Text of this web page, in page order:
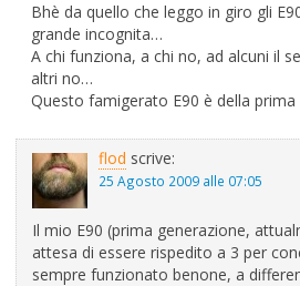
Bhè da quello che leggo in giro gli
grande incognita…
A chi funziona, a chi no, ad alcuni il
altri no…
Questo famigerato E90 è della
flod scrive:
25 Agosto 2009 alle 07:05
Il mio E90 (prima generazione,
attesa di essere rispedito a 3 per
sempre funzionato benone, a